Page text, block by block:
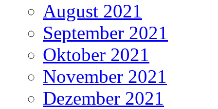
August 2021
September 2021
Oktober 2021
November 2021
Dezember 2021